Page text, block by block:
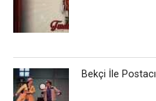
Bekçi İle Postacı